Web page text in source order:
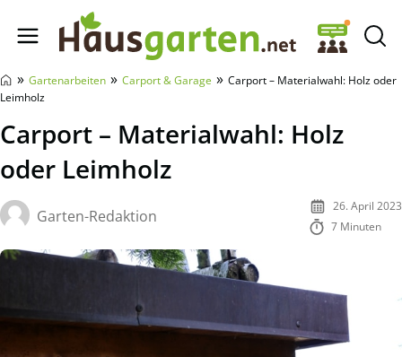
Hausgarten.net
» Gartenarbeiten » Carport & Garage » Carport – Materialwahl: Holz oder
Leimholz
Carport – Materialwahl: Holz
oder Leimholz
Garten-Redaktion
26. April 2023
7 Minuten